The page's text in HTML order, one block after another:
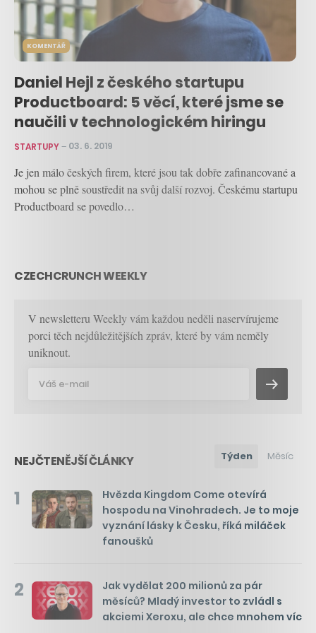
KOMENTÁŘ
Daniel Hejl z českého startupu
Productboard: 5 věcí, které jsme se
naučili v technologickém hiringu
STARTUPY– 03. 6. 2019
Je jen málo českých firem, které jsou tak dobře zafinancované a
mohou se plně soustředit na svůj další rozvoj. Českému startupu
Productboard se povedlo…
CZECHCRUNCH WEEKLY
V newsletteru Weekly vám každou neděli naservírujeme
porci těch nejdůležitějších zpráv, které by vám neměly
uniknout.
NEJČTENĚJŠÍ ČLÁNKY Týden Měsíc
1
Hvězda Kingdom Come otevírá
hospodu na Vinohradech. Je to moje
vyznání lásky k Česku, říká miláček
fanoušků
2
Jak vydělat 200 milionů za pár
měsíců? Mladý investor to zvládl s
akciemi Xeroxu, ale chce mnohem víc